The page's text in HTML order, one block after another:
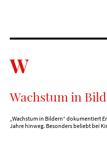
W
Wachstum in
„Wachstum in Bildern“ dokumentiert
Jahre hinweg. Besonders beliebt bei